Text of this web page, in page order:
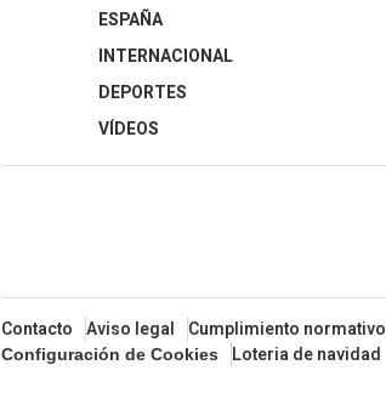
ESPAÑA
INTERNACIONAL
DEPORTES
VÍDEOS
Contacto Aviso legal Cumplimiento normativo
Configuración de Cookies Loteria de navidad